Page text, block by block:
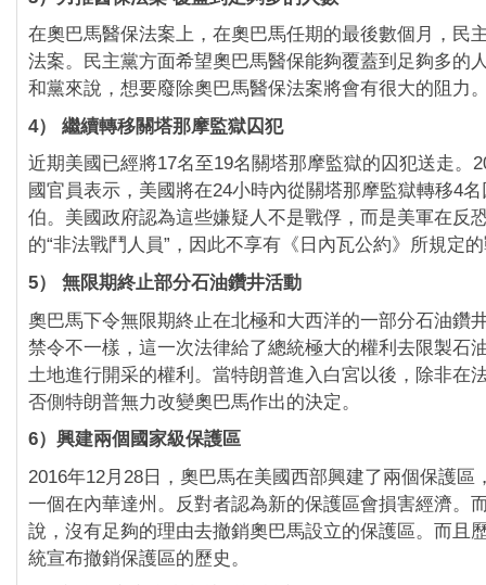
在奧巴馬醫保法案上，在奧巴馬任期的最後數個月，民
法案。民主黨方面希望奧巴馬醫保能夠覆蓋到足夠多的
和黨來說，想要廢除奧巴馬醫保法案將會有很大的阻力
4） 繼續轉移關塔那摩監獄囚犯
近期美國已經將17名至19名關塔那摩監獄的囚犯送走。
國官員表示，美國將在24小時內從關塔那摩監獄轉移4
伯。美國政府認為這些嫌疑人不是戰俘，而是美軍在反
的“非法戰鬥人員”，因此不享有《日內瓦公約》所規定
5） 無限期終止部分石油鑽井活動
奧巴馬下令無限期終止在北極和大西洋的一部分石油鑽
禁令不一樣，這一次法律給了總統極大的權利去限製石
土地進行開采的權利。當特朗普進入白宮以後，除非在
否側特朗普無力改變奧巴馬作出的決定。
6）興建兩個國家級保護區
2016年12月28日，奧巴馬在美國西部興建了兩個保護區
一個在內華達州。反對者認為新的保護區會損害經濟。
說，沒有足夠的理由去撤銷奧巴馬設立的保護區。而且
統宣布撤銷保護區的歷史。